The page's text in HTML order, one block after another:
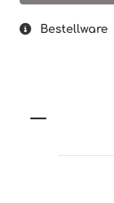
Bestellware